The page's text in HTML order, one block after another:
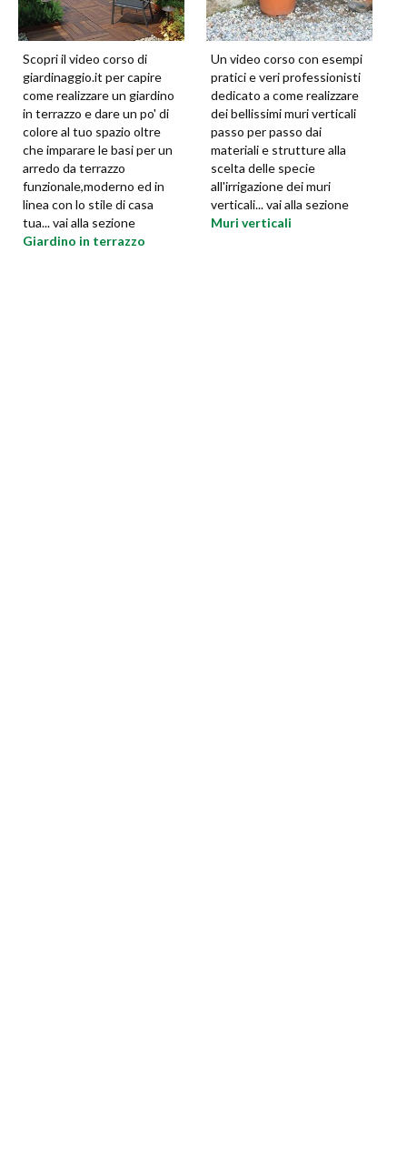
Scopri il video corso di
giardinaggio.it per capire
come realizzare un giardino
in terrazzo e dare un po' di
colore al tuo spazio oltre
che imparare le basi per un
arredo da terrazzo
funzionale,moderno ed in
linea con lo stile di casa
tua... vai alla sezione
Giardino in terrazzo
Un video corso con esempi
pratici e veri professionisti
dedicato a come realizzare
dei bellissimi muri verticali
passo per passo dai
materiali e strutture alla
scelta delle specie
all'irrigazione dei muri
verticali... vai alla sezione
Muri verticali